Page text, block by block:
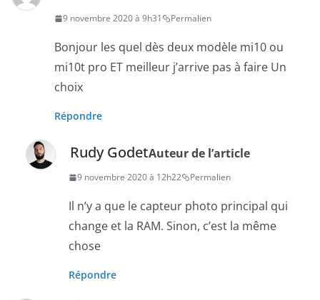
9 novembre 2020 à 9h31 Permalien
Bonjour les quel dès deux modèle mi10 ou
mi10t pro ET meilleur j’arrive pas à faire Un
choix
Répondre
Rudy GodetAuteur de l’article
9 novembre 2020 à 12h22 Permalien
Il n’y a que le capteur photo principal qui
change et la RAM. Sinon, c’est la même
chose
Répondre